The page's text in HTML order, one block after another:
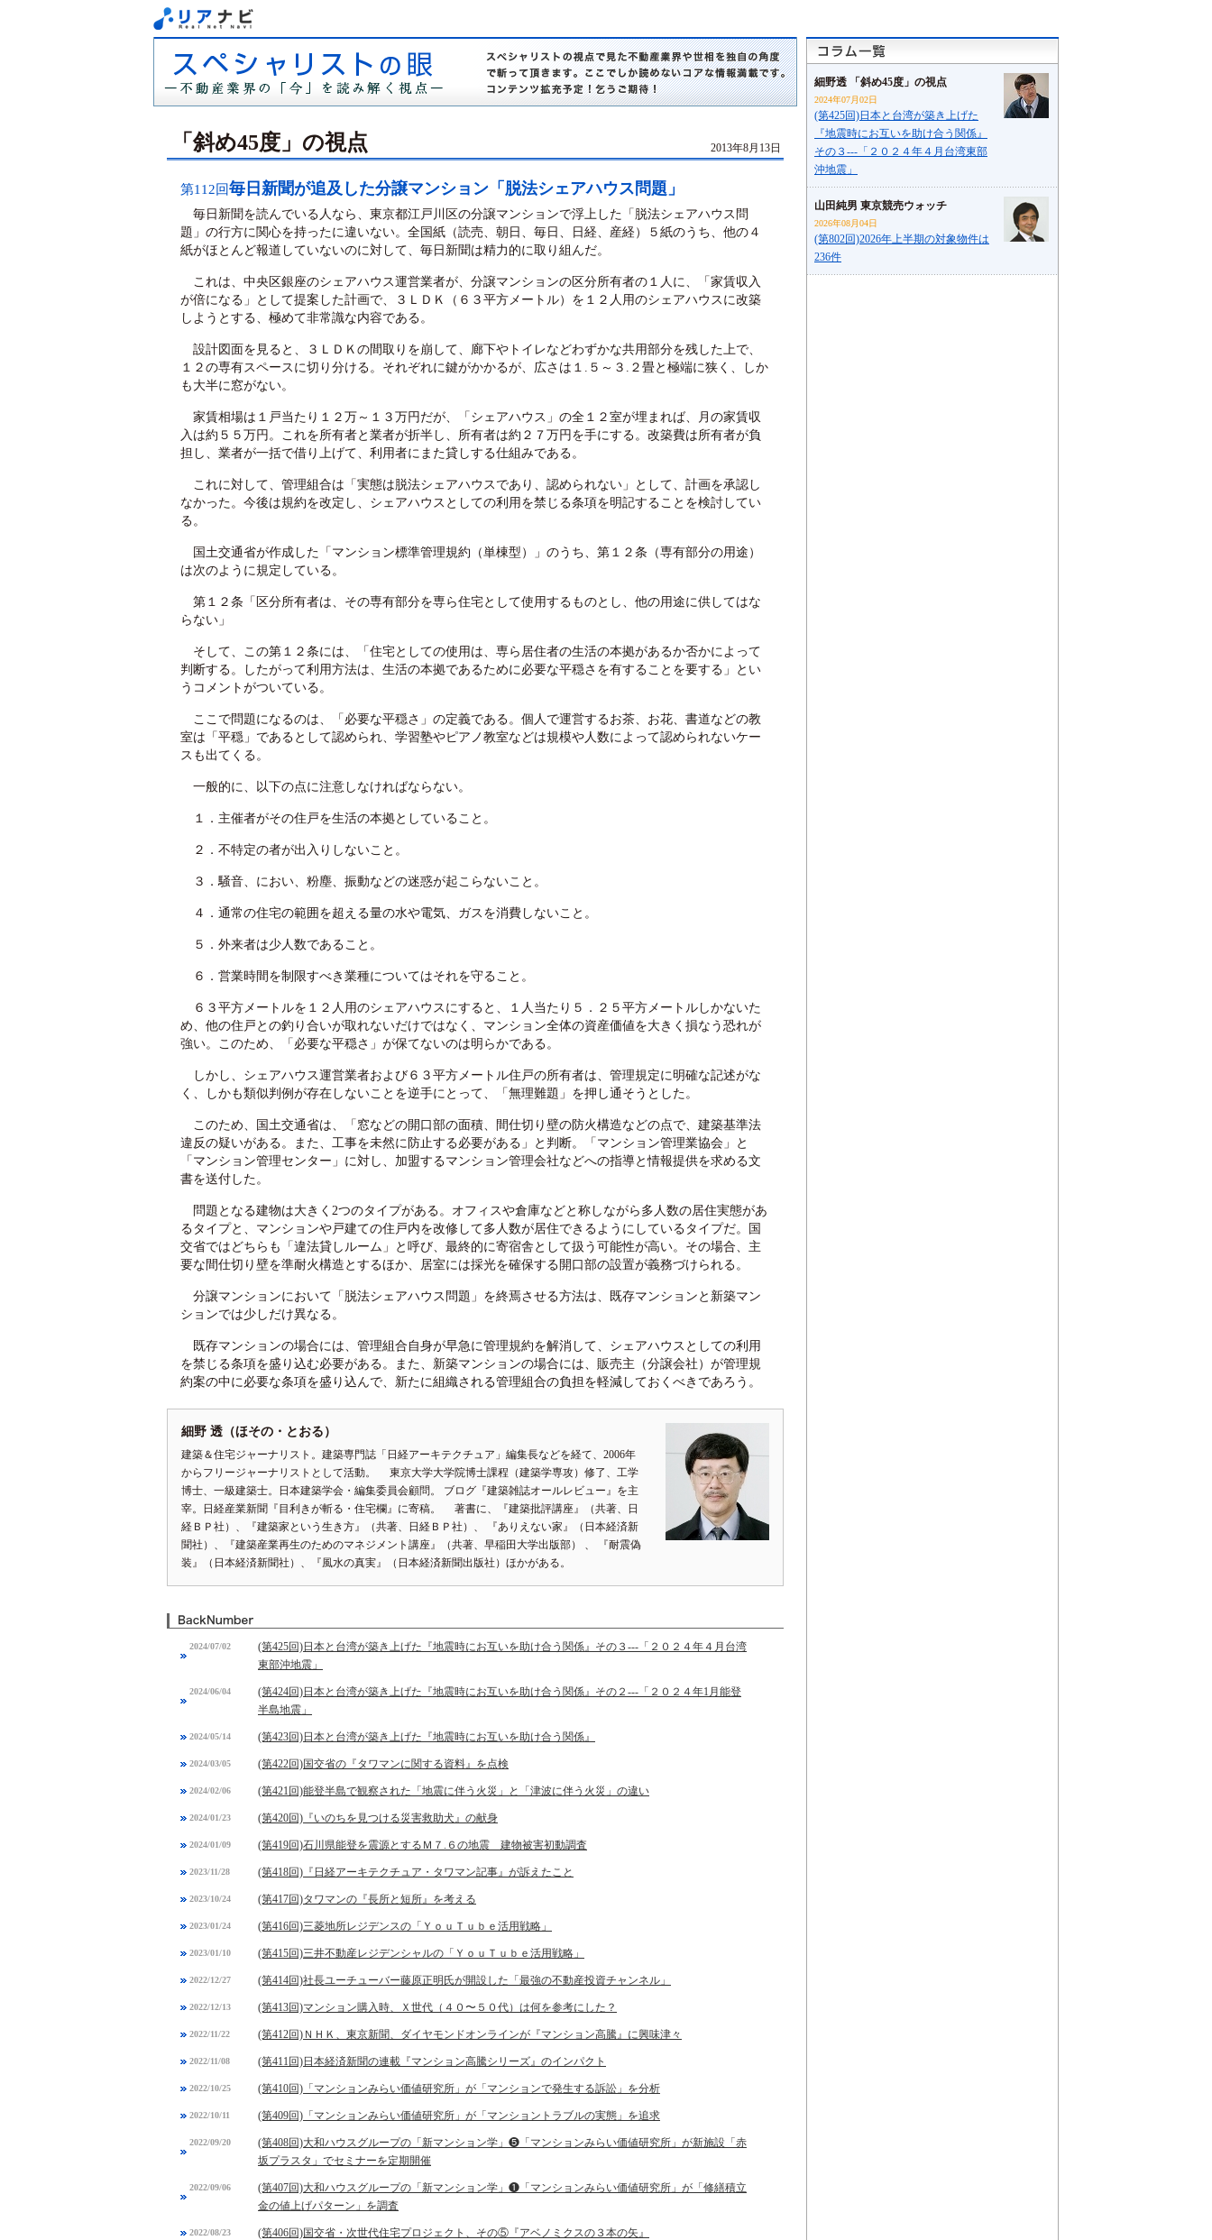
「斜め45度」の視点 2013年8月13日
第112回毎日新聞が追及した分譲マンション「脱法シェアハウス問題」
毎日新聞を読んでいる人なら、東京都江戸川区の分譲マンションで浮上した「脱法シェアハウス問
題」の行方に関心を持ったに違いない。全国紙（読売、朝日、毎日、日経、産経）５紙のうち、他の４
紙がほとんど報道していないのに対して、毎日新聞は精力的に取り組んだ。
これは、中央区銀座のシェアハウス運営業者が、分譲マンションの区分所有者の１人に、「家賃収入
が倍になる」として提案した計画で、３ＬＤＫ（６３平方メートル）を１２人用のシェアハウスに改築
しようとする、極めて非常識な内容である。
設計図面を見ると、３ＬＤＫの間取りを崩して、廊下やトイレなどわずかな共用部分を残した上で、
１２の専有スペースに切り分ける。それぞれに鍵がかかるが、広さは１.５～３.２畳と極端に狭く、しか
も大半に窓がない。
家賃相場は１戸当たり１２万～１３万円だが、「シェアハウス」の全１２室が埋まれば、月の家賃収
入は約５５万円。これを所有者と業者が折半し、所有者は約２７万円を手にする。改築費は所有者が負
担し、業者が一括で借り上げて、利用者にまた貸しする仕組みである。
これに対して、管理組合は「実態は脱法シェアハウスであり、認められない」として、計画を承認し
なかった。今後は規約を改定し、シェアハウスとしての利用を禁じる条項を明記することを検討してい
る。
国土交通省が作成した「マンション標準管理規約（単棟型）」のうち、第１２条（専有部分の用途）
は次のように規定している。
第１２条「区分所有者は、その専有部分を専ら住宅として使用するものとし、他の用途に供してはな
らない」
そして、この第１２条には、「住宅としての使用は、専ら居住者の生活の本拠があるか否かによって
判断する。したがって利用方法は、生活の本拠であるために必要な平穏さを有することを要する」とい
うコメントがついている。
ここで問題になるのは、「必要な平穏さ」の定義である。個人で運営するお茶、お花、書道などの教
室は「平穏」であるとして認められ、学習塾やピアノ教室などは規模や人数によって認められないケー
スも出てくる。
一般的に、以下の点に注意しなければならない。
１．主催者がその住戸を生活の本拠としていること。
２．不特定の者が出入りしないこと。
３．騒音、におい、粉塵、振動などの迷惑が起こらないこと。
４．通常の住宅の範囲を超える量の水や電気、ガスを消費しないこと。
５．外来者は少人数であること。
６．営業時間を制限すべき業種についてはそれを守ること。
６３平方メートルを１２人用のシェアハウスにすると、１人当たり５．２５平方メートルしかないた
め、他の住戸との釣り合いが取れないだけではなく、マンション全体の資産価値を大きく損なう恐れが
強い。このため、「必要な平穏さ」が保てないのは明らかである。
しかし、シェアハウス運営業者および６３平方メートル住戸の所有者は、管理規定に明確な記述がな
く、しかも類似判例が存在しないことを逆手にとって、「無理難題」を押し通そうとした。
このため、国土交通省は、「窓などの開口部の面積、間仕切り壁の防火構造などの点で、建築基準法
違反の疑いがある。また、工事を未然に防止する必要がある」と判断。「マンション管理業協会」と
「マンション管理センター」に対し、加盟するマンション管理会社などへの指導と情報提供を求める文
書を送付した。
問題となる建物は大きく2つのタイプがある。オフィスや倉庫などと称しながら多人数の居住実態があ
るタイプと、マンションや戸建ての住戸内を改修して多人数が居住できるようにしているタイプだ。国
交省ではどちらも「違法貸しルーム」と呼び、最終的に寄宿舎として扱う可能性が高い。その場合、主
要な間仕切り壁を準耐火構造とするほか、居室には採光を確保する開口部の設置が義務づけられる。
分譲マンションにおいて「脱法シェアハウス問題」を終焉させる方法は、既存マンションと新築マン
ションでは少しだけ異なる。
既存マンションの場合には、管理組合自身が早急に管理規約を解消して、シェアハウスとしての利用
を禁じる条項を盛り込む必要がある。また、新築マンションの場合には、販売主（分譲会社）が管理規
約案の中に必要な条項を盛り込んで、新たに組織される管理組合の負担を軽減しておくべきであろう。
細野 透（ほその・とおる）
建築＆住宅ジャーナリスト。建築専門誌「日経アーキテクチュア」編集長などを経て、2006年
からフリージャーナリストとして活動。 東京大学大学院博士課程（建築学専攻）修了、工学
博士、一級建築士。日本建築学会・編集委員会顧問。 ブログ『建築雑誌オールレビュー』を主
宰。日経産業新聞『目利きが斬る・住宅欄』に寄稿。 著書に、『建築批評講座』（共著、日
経ＢＰ社）、『建築家という生き方』（共著、日経ＢＰ社）、 『ありえない家』（日本経済新
聞社）、『建築産業再生のためのマネジメント講座』（共著、早稲田大学出版部） 、 『耐震偽
装』（日本経済新聞社）、『風水の真実』（日本経済新聞出版社）ほかがある。
2024/07/02
(第425回)日本と台湾が築き上げた『地震時にお互いを助け合う関係』その３---「２０２４年４月台湾
東部沖地震」
2024/06/04
(第424回)日本と台湾が築き上げた『地震時にお互いを助け合う関係』その２---「２０２４年1月能登
半島地震」
2024/05/14 (第423回)日本と台湾が築き上げた『地震時にお互いを助け合う関係』
2024/03/05 (第422回)国交省の『タワマンに関する資料』を点検
2024/02/06 (第421回)能登半島で観察された「地震に伴う火災」と「津波に伴う火災」の違い
2024/01/23 (第420回)『いのちを見つける災害救助犬』の献身
2024/01/09 (第419回)石川県能登を震源とするＭ７.６の地震 建物被害初動調査
2023/11/28 (第418回)『日経アーキテクチュア・タワマン記事』が訴えたこと
2023/10/24 (第417回)タワマンの『長所と短所』を考える
2023/01/24 (第416回)三菱地所レジデンスの「ＹｏｕＴｕｂｅ活用戦略」
2023/01/10 (第415回)三井不動産レジデンシャルの「ＹｏｕＴｕｂｅ活用戦略」
2022/12/27 (第414回)社長ユーチューバー藤原正明氏が開設した「最強の不動産投資チャンネル」
2022/12/13 (第413回)マンション購入時、Ｘ世代（４０〜５０代）は何を参考にした？
2022/11/22 (第412回)ＮＨＫ、東京新聞、ダイヤモンドオンラインが『マンション高騰』に興味津々
2022/11/08 (第411回)日本経済新聞の連載『マンション高騰シリーズ』のインパクト
2022/10/25 (第410回)「マンションみらい価値研究所」が「マンションで発生する訴訟」を分析
2022/10/11 (第409回)「マンションみらい価値研究所」が「マンショントラブルの実態」を追求
2022/09/20
(第408回)大和ハウスグループの「新マンション学」❺「マンションみらい価値研究所」が新施設「赤
坂プラスタ」でセミナーを定期開催
2022/09/06
(第407回)大和ハウスグループの「新マンション学」❶「マンションみらい価値研究所」が「修繕積立
金の値上げパターン」を調査
2022/08/23 (第406回)国交省・次世代住宅プロジェクト、その⑤『アベノミクスの３本の矢』
細野透 「斜め45度」の視点
2024年07月02日
(第425回)日本と台湾が築き上げた
『地震時にお互いを助け合う関係』
その３---「２０２４年４月台湾東部
沖地震」
山田純男 東京競売ウォッチ
2026年08月04日
(第802回)2026年上半期の対象物件は
236件